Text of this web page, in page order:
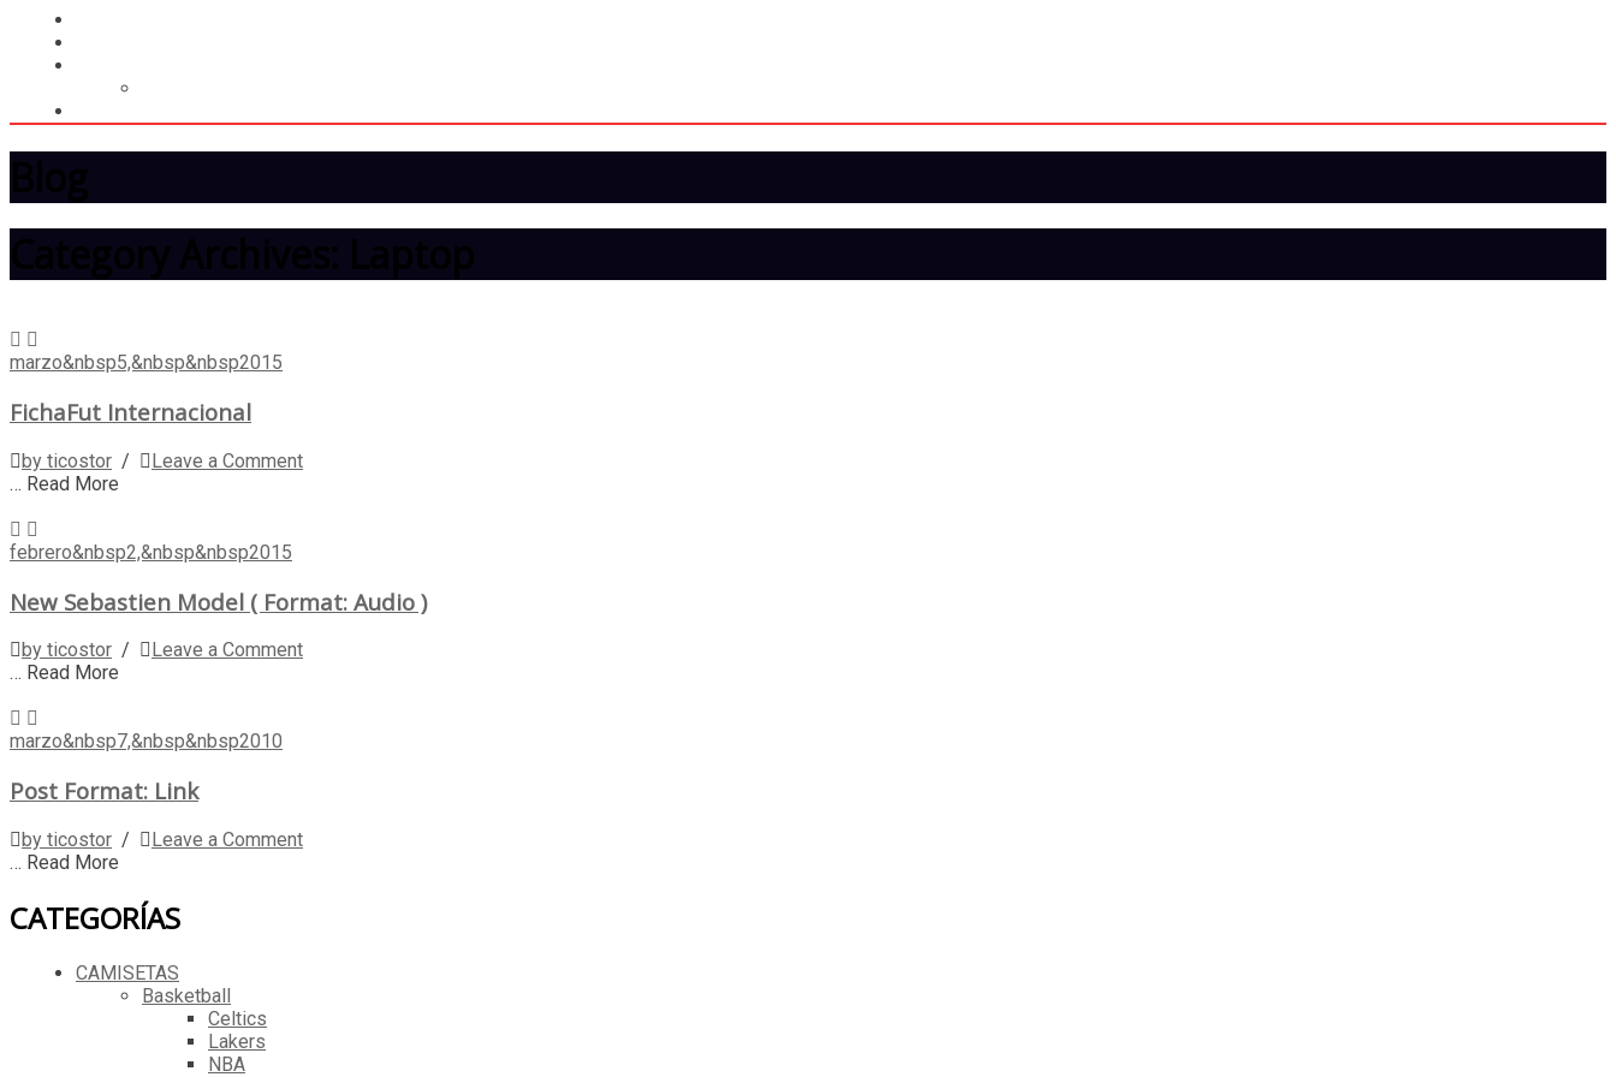
marzo&nbsp5,&nbsp&nbsp2015
FichaFut Internacional
by ticostor /
Leave a Comment
… Read More
febrero&nbsp2,&nbsp&nbsp2015
New Sebastien Model ( Format: Audio )
by ticostor /
Leave a Comment
… Read More
marzo&nbsp7,&nbsp&nbsp2010
Post Format: Link
by ticostor /
Leave a Comment
… Read More
CATEGORÍAS
CAMISETAS
Basketball
Celtics
Lakers
NBA